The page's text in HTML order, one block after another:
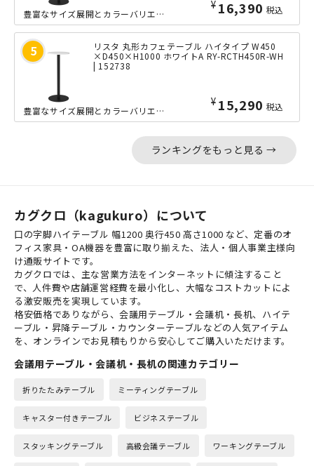
¥ 16,390 税込
豊富なサイズ展開とカラーバリエーションが特徴の「リスタ」シリーズのカフェテーブル...
リスタ 丸形カフェテーブル ハイタイプ W450
×D450×H1000 ホワイトA RY-RCTH450R-WH
| 152738
¥ 15,290 税込
豊富なサイズ展開とカラーバリエーションが特徴の「リスタ」シリーズのカフェテーブル...
ランキングをもっと見る →
カグクロ（kagukuro）について
口の字脚ハイテーブル 幅1200 奥行450 高さ1000 など、定番のオ
フィス家具・OA機器を豊富に取り揃えた、法人・個人事業主様向
け通販サイトです。
カグクロでは、主な営業方法をインターネットに傾注すること
で、人件費や店舗運営経費を最小化し、大幅なコストカットによ
る激安販売を実現しています。
格安価格でありながら、会議用テーブル・会議机・長机、ハイテ
ーブル・昇降テーブル・カウンターテーブルなどの人気アイテム
を、オンラインでお見積もりから安心してご購入いただけます。
会議用テーブル・会議机・長机の関連カテゴリー
折りたたみテーブル ミーティングテーブル
キャスター付きテーブル ビジネステーブル
スタッキングテーブル 高級会議テーブル ワーキングテーブル